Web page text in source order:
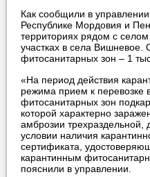
Как сообщили в
Республике Мордовия и
территориях рядом с
участках в села
фитосанитарных зон – 1
«На период действия
режима прием к перевозке
фитосанитарных зон
которой характерно
амброзии трехраздельной,
условии наличия
сертификата,
карантинным
пояснили в управлении.